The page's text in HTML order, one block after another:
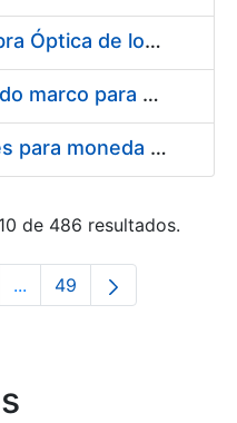
Conexión mediante Fibra Óptica de los Centros de Proceso de Datos (CPDs) de las sedes de la FNMT-RCM de Burgos y Madrid
Contratación de acuerdo marco para el Suministro de Material de Electricidad para la Fábrica Nacional de Moneda y Timbre-Real Casa de la Moneda en su centro de trabajo de Burgos
Suministro de estuches para moneda de 30 €
de 486 resultados.
...Páginas intermedias Use
Página
49